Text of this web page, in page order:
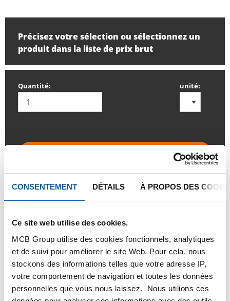
CONSENTEMENT DÉTAILS À PROPOS DES
Ce site web utilise des cookies.
MCB Group utilise des cookies fonctionnels, analytiques
et de suivi pour améliorer le site Web. Pour cela, nous
stockons des informations telles que votre adresse IP,
votre comportement de navigation et toutes les données
personnelles que vous nous laissez. Nous utilions ces
Précisez votre sélection ou sélectionnez un
produit dans la liste de prix brut
Quantité: unité:
Veuillez vous connecter afin de pouvoir passer
Calculez avec les prix actuels de Testas
Suivez votre commande avec Track&Trace